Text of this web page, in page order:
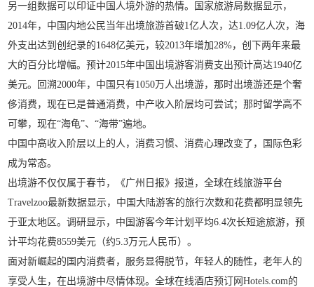
另一组数据可以印证中国人境外游的热情。国家旅游局数据显示，
2014年，中国内地公民当年出境旅游首破1亿人次，达1.09亿人次，海
外支出达到创纪录的1648亿美元，较2013年增加28%，创下两年来最
大的百分比增幅。预计2015年中国出境游客消费支出预计高达1940亿
美元。回溯2000年，中国只有1050万人出境游，那时出境游还是个奢
侈消费，现在已是普通消费，中产收入阶层均可尝试；那时留学高不
可攀，现在“海龟”、“海带”遍地。
中国中高收入阶层以上的人，消费习惯、消费心理改变了，国际色彩
成为常态。
出境游不仅仅属于春节，《广州日报》报道，全球在线旅游平台
Travelzoo最新数据显示，中国大陆游客的旅行次数和花费都明显领先
于亚太地区。调研显示，中国游客今年计划平均6.4次长短途旅游，预
计平均花费8559美元（约5.3万元人民币）。
面对新崛起的国内消费者，服务显得脱节，年轻人的随性，老年人的
享受人生，在出境游中尽情体现。全球在线酒店预订网Hotels.com的